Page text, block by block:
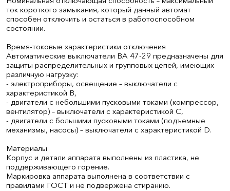
ток короткого замыкания, который данный автомат
способен отключить и остаться в работоспособном
состоянии.
Время-токовые характеристики отключения
Автоматические выключатели ВА 47-29 предназначены для
защиты распределительных и групповых цепей, имеющих
различную нагрузку:
- электроприборы, освещение – выключатели с
характеристикой В,
- двигатели с небольшими пусковыми токами (компрессор,
вентилятор) – выключатели с характеристикой C,
- двигатели с большими пусковыми токами (подъемные
механизмы, насосы) – выключатели с характеристикой D.
Материалы
Корпус и детали аппарата выполнены из пластика, не
поддерживающего горение.
Маркировка аппарата выполнена в соответствии с
правилами ГОСТ и не подвержена стиранию.